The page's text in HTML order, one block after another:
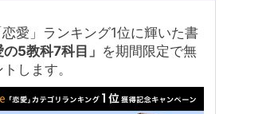
愛」ランキング1位に輝いた書
の5教科7科目」 を期間限定で無
します。